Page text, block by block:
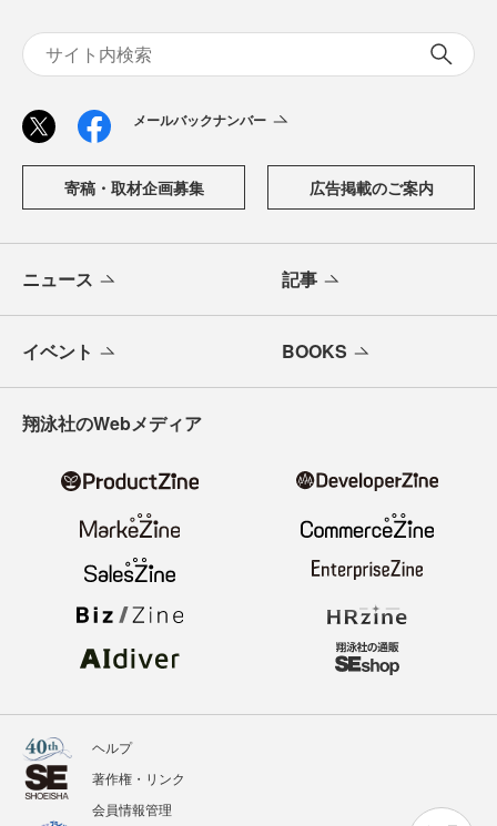
メールバックナンバー
寄稿・取材企画募集 広告掲載のご案内
ニュース 記事
イベント BOOKS
翔泳社のWebメディア
ヘルプ
著作権・リンク
会員情報管理